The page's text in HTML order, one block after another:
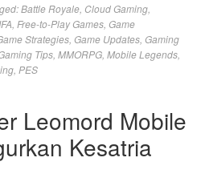
Battle Royale Cloud Gaming
Free-to-Play Games Game
Strategies Game Updates Gaming
Tips MMORPG Mobile Legends
PES
Leomord Mobile
Kesatria